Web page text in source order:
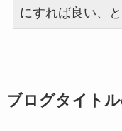
にすれば良い、
ブログタイト